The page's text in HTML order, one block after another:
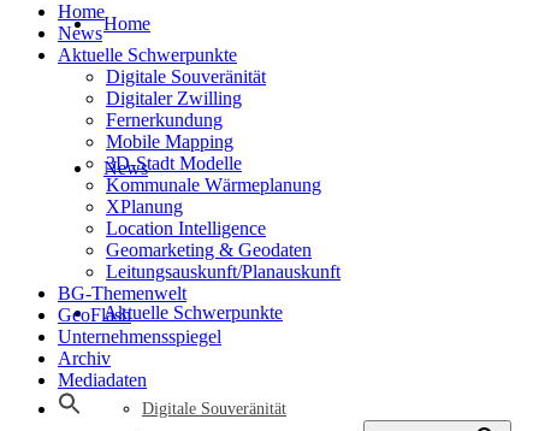
Home
News
Aktuelle Schwerpunkte
Digitale Souveränität
Home
News
Aktuelle Schwerpunkte
Digitale Souveränität
Digitaler Zwilling
Fernerkundung
Mobile Mapping
3D-Stadt Modelle
Kommunale Wärmeplanung
XPlanung
Location Intelligence
Geomarketing & Geodaten
Leitungsauskunft/Planauskunft
BG-Themenwelt
GeoFlash
Unternehmensspiegel
Archiv
Mediadaten